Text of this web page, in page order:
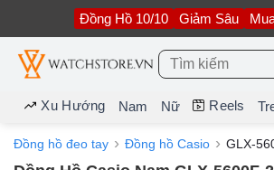
nội
dung
Đồng Hồ 10/10 Giảm Sâu
Tìm
kiếm:
Xu Hướng Nam Nữ Reels
Đồng hồ đeo tay Đồng hồ Casio GLX-